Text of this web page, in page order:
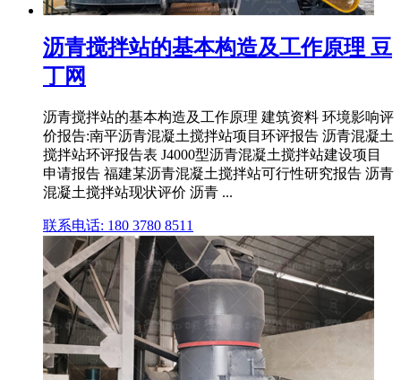
沥青搅拌站的基本构造及工作原理 豆
丁网
沥青搅拌站的基本构造及工作原理 建筑资料 环境影响评
价报告:南平沥青混凝土搅拌站项目环评报告 沥青混凝土
搅拌站环评报告表 J4000型沥青混凝土搅拌站建设项目
申请报告 福建某沥青混凝土搅拌站可行性研究报告 沥青
混凝土搅拌站现状评价 沥青 ...
联系电话: 180 3780 8511